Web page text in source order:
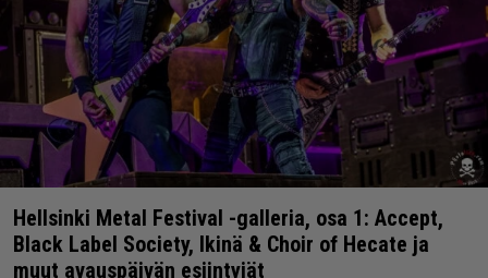
Hellsinki Metal Festival -galleria, osa 1: Accept,
Black Label Society, Ikinä & Choir of Hecate ja
muut avauspäivän esiintyjät